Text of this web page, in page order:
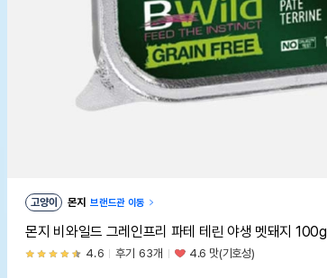
고양이 몬지 브랜드관 이동
몬지 비와일드 그레인프리 파테 테린 야생 멧돼지 100g
4.6 후기 63개 4.6 맛(기호성)